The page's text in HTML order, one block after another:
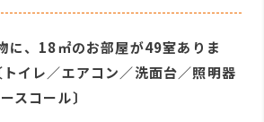
に、18㎡のお部屋が49室ありま
イレ／エアコン／洗面台／照明器
スコール〕